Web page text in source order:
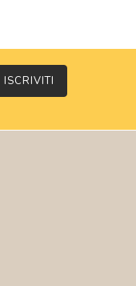
ISCRIVITI